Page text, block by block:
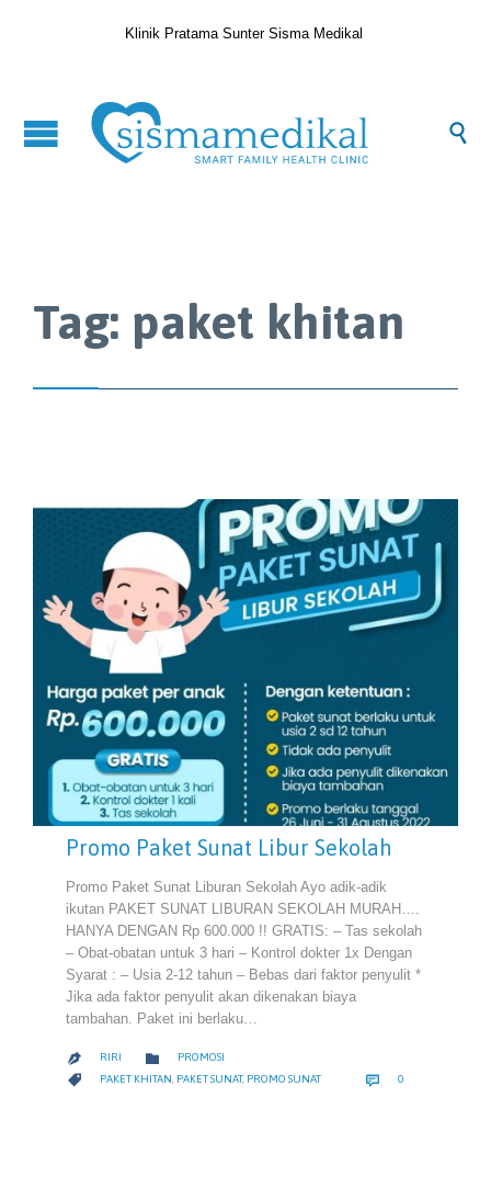
Klinik Pratama Sunter Sisma Medikal

Tag: paket khitan
Promo Paket Sunat Libur Sekolah
Promo Paket Sunat Liburan Sekolah Ayo adik-adik
ikutan PAKET SUNAT LIBURAN SEKOLAH MURAH….
HANYA DENGAN Rp 600.000 !! GRATIS: – Tas sekolah
– Obat-obatan untuk 3 hari – Kontrol dokter 1x Dengan
Syarat : – Usia 2-12 tahun – Bebas dari faktor penyulit *
Jika ada faktor penyulit akan dikenakan biaya
tambahan. Paket ini berlaku…
 RIRI  CATEGORY
PROMOSI
 CATEGORY
PAKET KHITAN, PAKET SUNAT, PROMO SUNAT  0COMMENTS